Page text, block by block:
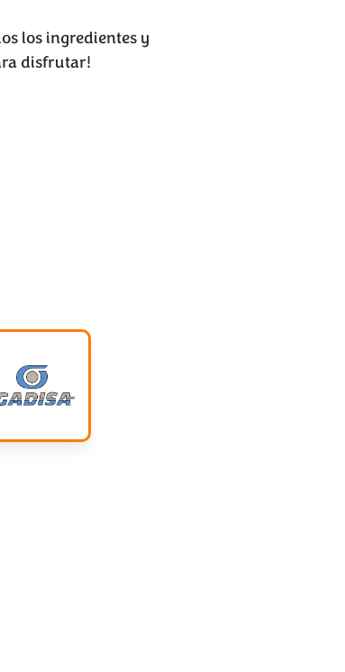
los ingredientes y
disfrutar!